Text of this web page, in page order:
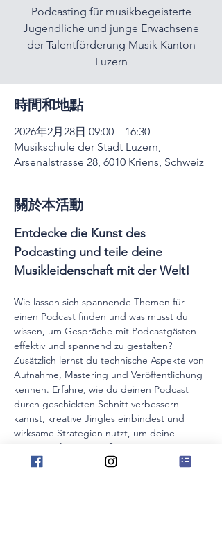
Podcasting für musikbegeisterte
Jugendliche und junge Erwachsene
der Talentförderung Musik Kanton
Luzern
時間和地點
2026年2月28日 09:00 – 16:30
Musikschule der Stadt Luzern,
Arsenalstrasse 28, 6010 Kriens, Schweiz
關於本活動
Entdecke die Kunst des
Podcasting und teile deine
Musikleidenschaft mit der Welt!
Wie lassen sich spannende Themen für
einen Podcast finden und was musst du
wissen, um Gespräche mit Podcastgästen
effektiv und spannend zu gestalten?
Zusätzlich lernst du technische Aspekte von
Aufnahme, Mastering und Veröffentlichung
kennen. Erfahre, wie du deinen Podcast
durch geschickten Schnitt verbessern
kannst, kreative Jingles einbindest und
wirksame Strategien nutzt, um deine
Hörerschaft zu vergrößern.